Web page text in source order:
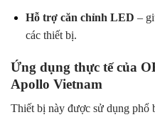
Hỗ trợ căn chỉnh LED –
các thiết bị.
Ứng dụng thực tế của
Apollo Vietnam
Thiết bị này được sử dụng phổ